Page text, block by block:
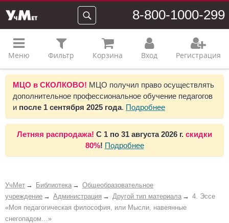
8-800-1000-299
Меню Фильтр Корзина Вход Регистрация
МЦО в СКОЛКОВО! МЦО получил право осуществлять
дополнительное профессиональное обучение педагогов
и после 1 сентября 2025 года. Подробнее
Летняя распродажа! С 1 по 31 августа 2026 г. скидки
80%! Подробнее
УчМет Библиотека
Общеобразовательное
учреждение
Администрация Другой тип материала
4. Эссе
«Моя педагогическая философия, или Мысли, навеянные
снегопадом…»